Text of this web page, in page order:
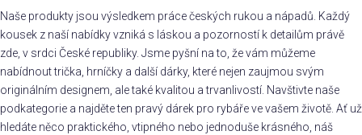
c
í
p
r
v
k
y
n
í
Naše produkty jsou výsledkem práce českých rukou a nápadů. Každý
kousek z naší nabídky vzniká s láskou a pozorností k detailům právě
zde, v srdci České republiky. Jsme pyšní na to, že vám můžeme
nabídnout trička, hrníčky a další dárky, které nejen zaujmou svým
originálním designem, ale také kvalitou a trvanlivostí. Navštivte naše
podkategorie a najděte ten pravý dárek pro rybáře ve vašem životě. Ať už
hledáte něco praktického, vtipného nebo jednoduše krásného, náš